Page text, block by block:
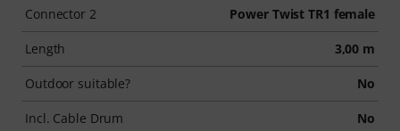
Connector 2 Power Twist TR1 female
Length 3,00 m
Outdoor suitable? No
Incl. Cable Drum No